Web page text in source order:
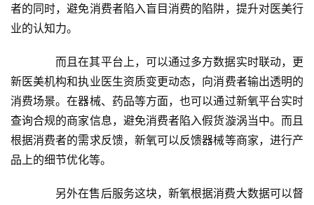
者的同时，避免消费者陷入盲目消费的陷阱，提升对医美行
业的认知力。
而且在其平台上，可以通过多方数据实时联动，更
新医美机构和执业医生资质变更动态，向消费者输出透明的
消费场景。在器械、药品等方面，也可以通过新氧平台实时
查询合规的商家信息，避免消费者陷入假货漩涡当中。而且
根据消费者的需求反馈，新氧可以反馈器械等商家，进行产
品上的细节优化等。
另外在售后服务这块，新氧根据消费大数据可以督